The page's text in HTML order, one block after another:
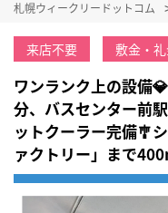
札幌ウィークリードットコム
来店不要 敷金・
ワンランク上の設備
分、バスセンター前
ットクーラー完備🎐
ァクトリー」まで